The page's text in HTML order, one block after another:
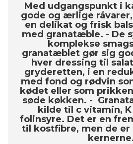
Med udgangspunkt i
gode og ærlige
en delikat og frisk
med granatæble. - De
komplekse
granatæblet gør sig
hver dressing til
gryderetten, i en
med fond og rødvin
kødet eller som
søde køkken. -
kilde til c vitamin,
folinsyre. Det er en
til kostfibre, men de